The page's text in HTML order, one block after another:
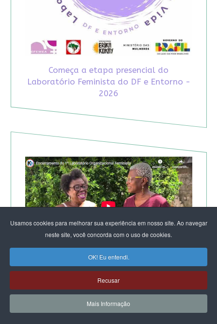
Usamos cookies para melhorar sua experiência em nosso site. Ao navegar
neste site, você concorda com o uso de cookies.
OK! Eu entendi.
Recusar
Mais Informação
Começa a etapa presencial do
Laboratório Feminista do DF e Entorno -
2026
TV KIRIMURÊ NO ENCERRAMENTO DO LABORATÓRIO
DE SALVADOR